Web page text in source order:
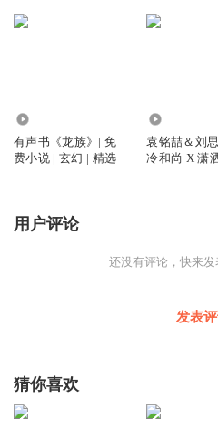
有声书《龙族》| 免
费小说 | 玄幻 | 精选
袁铭喆＆刘
冷和尚 X 潇
用户评论
还没有评论，快来发
发表
猜你喜欢